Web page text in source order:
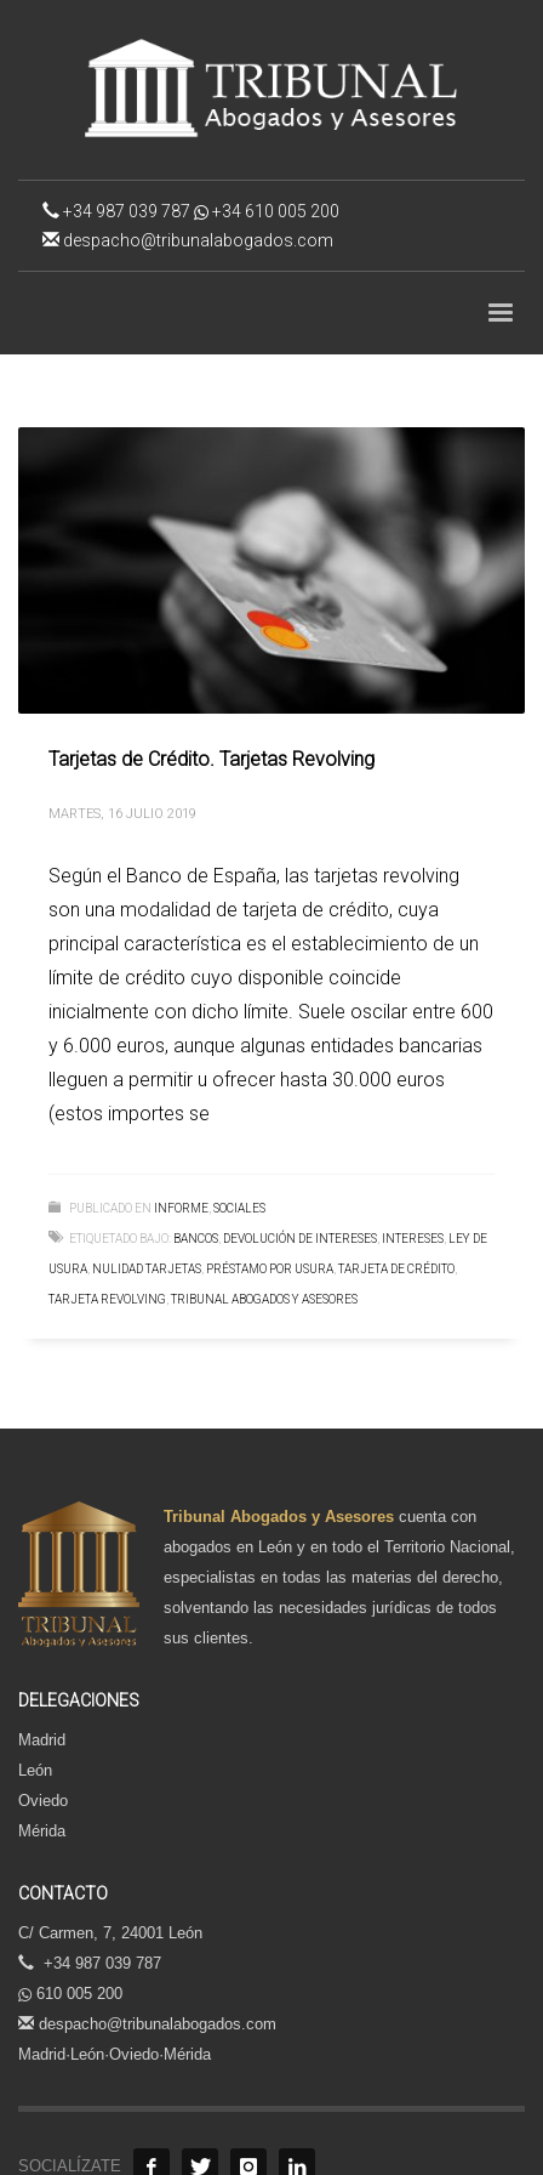
+34 987 039 787
+34 610 005 200
despacho@tribunalabogados.com
Tarjetas de Crédito. Tarjetas Revolving
MARTES, 16 JULIO 2019
Según el Banco de España, las tarjetas revolving
son una modalidad de tarjeta de crédito, cuya
principal característica es el establecimiento de un
límite de crédito cuyo disponible coincide
inicialmente con dicho límite. Suele oscilar entre 600
y 6.000 euros, aunque algunas entidades bancarias
lleguen a permitir u ofrecer hasta 30.000 euros
(estos importes se
PUBLICADO EN INFORME,SOCIALES
ETIQUETADO BAJO: BANCOS, DEVOLUCIÓN DE INTERESES, INTERESES, LEY DE
USURA, NULIDAD TARJETAS, PRÉSTAMO POR USURA,TARJETA DE CRÉDITO,
TARJETA REVOLVING,TRIBUNAL ABOGADOS Y ASESORES
Tribunal Abogados y Asesores cuenta con
abogados en León y en todo el Territorio Nacional,
especialistas en todas las materias del derecho,
solventando las necesidades jurídicas de todos
sus clientes.
DELEGACIONES
Madrid
León
Oviedo
Mérida
CONTACTO
C/ Carmen, 7, 24001 León
+34 987 039 787
610 005 200
despacho@tribunalabogados.com
Madrid·León·Oviedo·Mérida
SOCIALÍZATE